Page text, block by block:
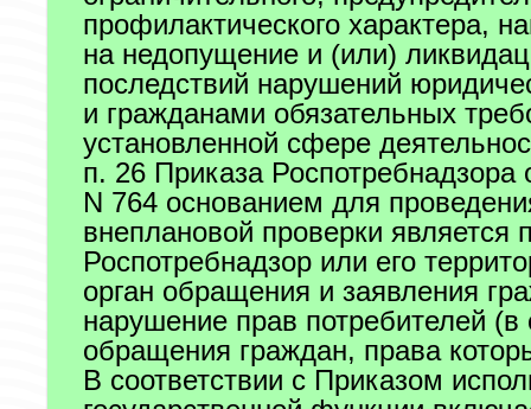
профилактического характера,
на недопущение и (или)
последствий нарушений
и гражданами обязательных
установленной сфере
п. 26 Приказа Роспотребнадзора
N 764 основанием для
внеплановой проверки является
Роспотребнадзор или его
орган обращения и заявления
нарушение прав потребителей (в
обращения граждан, права
В соответствии с Приказом